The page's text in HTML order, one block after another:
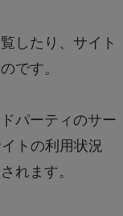
したり、サイト
です。
パーティのサー
トの利用状況
れます。